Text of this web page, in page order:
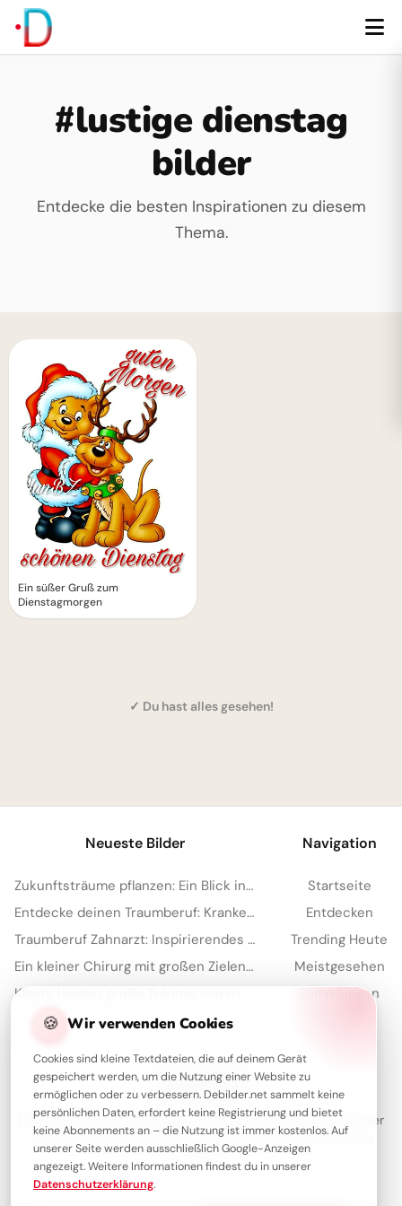
#lustige dienstag
bilder
Entdecke die besten Inspirationen zu diesem
Thema.
Ein süßer Gruß zum
Dienstagmorgen
✓ Du hast alles gesehen!
🍪 Wir verwenden Cookies
Cookies sind kleine Textdateien, die auf deinem Gerät
gespeichert werden, um die Nutzung einer Website zu
ermöglichen oder zu verbessern. Debilder.net sammelt keine
persönlichen Daten, erfordert keine Registrierung und bietet
keine Abonnements an – die Nutzung ist immer kostenlos. Auf
unserer Seite werden ausschließlich Google-Anzeigen
angezeigt. Weitere Informationen findest du in unserer
Datenschutzerklärung.
Neueste Bilder
Zukunftsträume pflanzen: Ein Blick in den Apothekerberuf für Instagram
Entdecke deinen Traumberuf: Krankenpfleger-Inspiration für Instagram!
Traumberuf Zahnarzt: Inspirierendes Bild für WhatsApp-Schüler zum Start
Ein kleiner Chirurg mit großen Zielen: Witzige Schulstart-Grüße für WhatsApp!
Navigation
Startseite
Entdecken
Trending Heute
Meistgesehen
Sammlungen
Über Debilder
Debilder ist deine Plattform für die schönsten Grüße und Bilder
zum Teilen. Entdecke unsere Sammlung und verschenke ein
Lächeln!